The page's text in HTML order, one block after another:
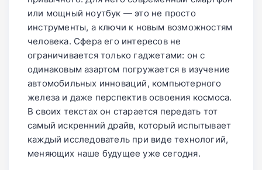
привезли неофициальным путем,
бесплатный ремонт от производителя вы
не получите.
или мощный ноутбук — это не просто
инструменты, а ключи к новым возможностям
человека. Сфера его интересов не
ограничивается только гаджетами: он с
одинаковым азартом погружается в изучение
автомобильных инноваций, компьютерного
железа и даже перспектив освоения космоса.
В своих текстах он старается передать тот
самый искренний драйв, который испытывает
каждый исследователь при виде технологий,
меняющих наше будущее уже сегодня.